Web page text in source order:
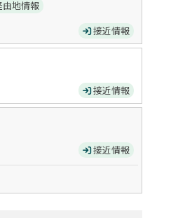
由地情報
接近情報
接近情報
接近情報